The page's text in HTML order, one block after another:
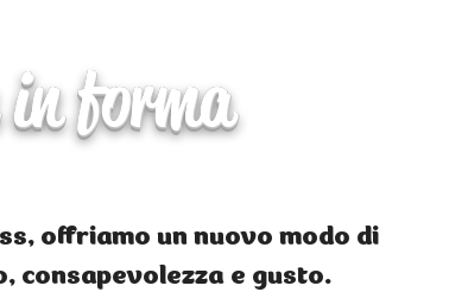
forma
offriamo un nuovo modo di
consapevolezza e gusto.